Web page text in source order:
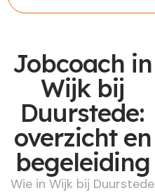
Jobcoach in
Wijk bij
Duurstede:
overzicht en
begeleiding
Wie in Wijk bij Duurstede